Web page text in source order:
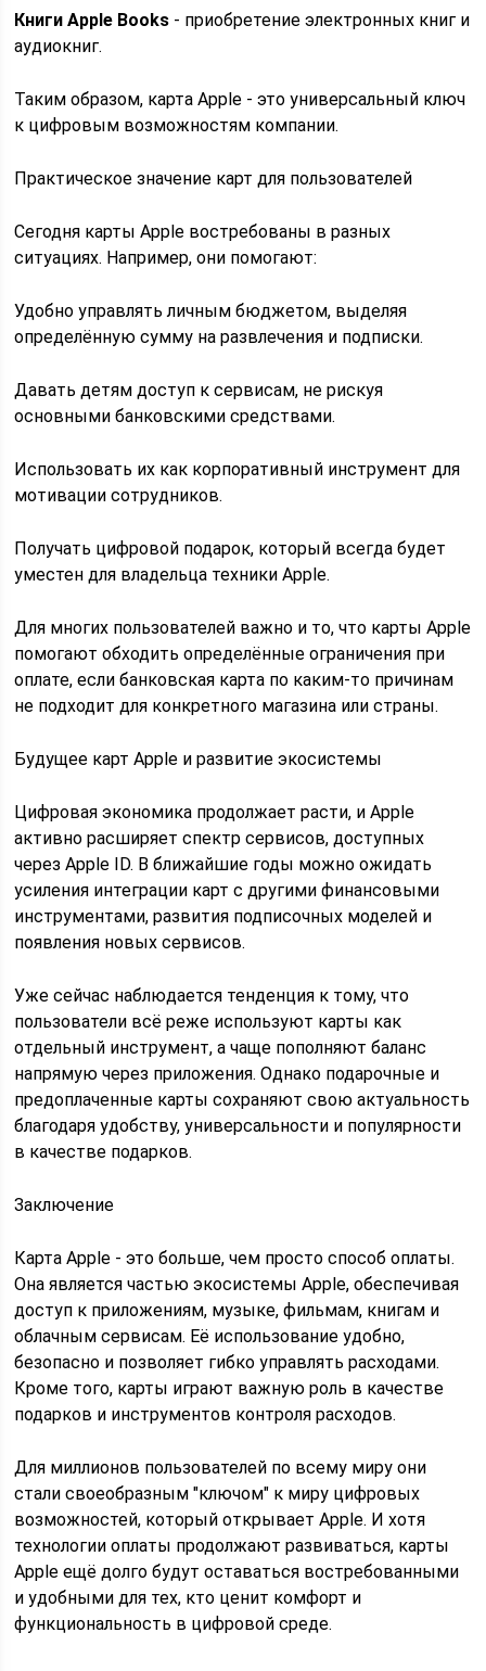
Книги Apple Books - приобретение электронных книг и
аудиокниг.
Таким образом, карта Apple - это универсальный ключ
к цифровым возможностям компании.
Практическое значение карт для пользователей
Сегодня карты Apple востребованы в разных
ситуациях. Например, они помогают:
Удобно управлять личным бюджетом, выделяя
определённую сумму на развлечения и подписки.
Давать детям доступ к сервисам, не рискуя
основными банковскими средствами.
Использовать их как корпоративный инструмент для
мотивации сотрудников.
Получать цифровой подарок, который всегда будет
уместен для владельца техники Apple.
Для многих пользователей важно и то, что карты Apple
помогают обходить определённые ограничения при
оплате, если банковская карта по каким-то причинам
не подходит для конкретного магазина или страны.
Будущее карт Apple и развитие экосистемы
Цифровая экономика продолжает расти, и Apple
активно расширяет спектр сервисов, доступных
через Apple ID. В ближайшие годы можно ожидать
усиления интеграции карт с другими финансовыми
инструментами, развития подписочных моделей и
появления новых сервисов.
Уже сейчас наблюдается тенденция к тому, что
пользователи всё реже используют карты как
отдельный инструмент, а чаще пополняют баланс
напрямую через приложения. Однако подарочные и
предоплаченные карты сохраняют свою актуальность
благодаря удобству, универсальности и популярности
в качестве подарков.
Заключение
Карта Apple - это больше, чем просто способ оплаты.
Она является частью экосистемы Apple, обеспечивая
доступ к приложениям, музыке, фильмам, книгам и
облачным сервисам. Её использование удобно,
безопасно и позволяет гибко управлять расходами.
Кроме того, карты играют важную роль в качестве
подарков и инструментов контроля расходов.
Для миллионов пользователей по всему миру они
стали своеобразным "ключом" к миру цифровых
возможностей, который открывает Apple. И хотя
технологии оплаты продолжают развиваться, карты
Apple ещё долго будут оставаться востребованными
и удобными для тех, кто ценит комфорт и
функциональность в цифровой среде.